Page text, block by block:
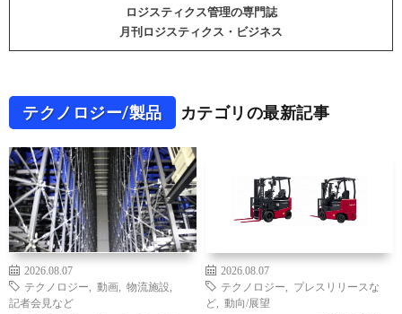
ロジスティクス管理の専門誌
月刊ロジスティクス・ビジネス
テクノロジー/製品 カテゴリの最新記事
2026.08.07
テクノロジー
動画 物流施設
記者会見など
2026.08.07
テクノロジー
プレスリリースな
ど
動向/展望